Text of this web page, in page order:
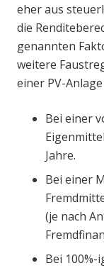
eher aus
die
genannten
weitere
einer PV-
Bei einer
Jahre.
Bei einer
(je nach
Bei